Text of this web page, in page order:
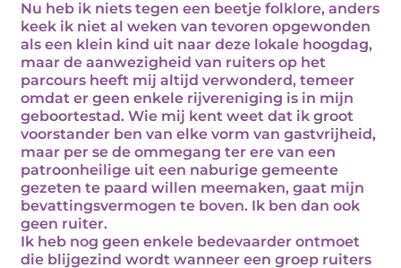
Nu heb ik niets tegen een beetje folklore, anders
keek ik niet al weken van tevoren opgewonden
als een klein kind uit naar deze lokale hoogdag,
maar de aanwezigheid van ruiters op het
parcours heeft mij altijd verwonderd, temeer
omdat er geen enkele rijvereniging is in mijn
geboortestad. Wie mij kent weet dat ik groot
voorstander ben van elke vorm van gastvrijheid,
maar per se de ommegang ter ere van een
patroonheilige uit een naburige gemeente
gezeten te paard willen meemaken, gaat mijn
bevattingsvermogen te boven. Ik ben dan ook
geen ruiter.
Ik heb nog geen enkele bedevaarder ontmoet
die blijgezind wordt wanneer een groep ruiters